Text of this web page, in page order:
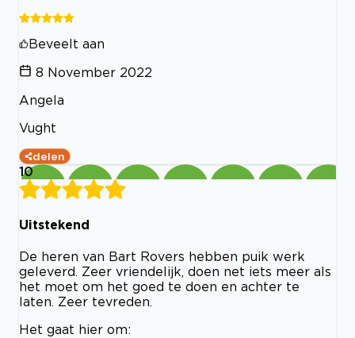
Beveelt aan
8 November 2022
Angela
Vught
delen
10
Uitstekend
De heren van Bart Rovers hebben puik werk
geleverd. Zeer vriendelijk, doen net iets meer als
het moet om het goed te doen en achter te
laten. Zeer tevreden.
Het gaat hier om: